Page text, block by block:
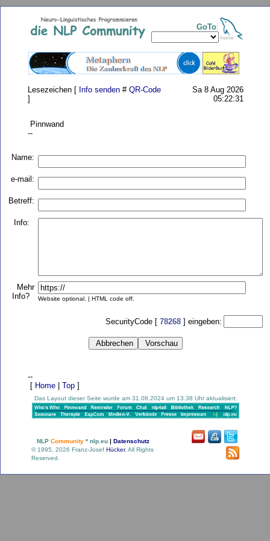
GoTo:
Lesezeichen [ Info senden # QR-Code
]
Sa 8 Aug 2026
05:22:31
Pinnwand
--
Name:
e-mail:
Betreff:
Info:
Mehr
Info?
Website optional. | HTML code off.
SecurityCode [ 78268 ] eingeben:
--
[ Home Top ]
Das Layout dieser Seite wurde am 31.08.2024 um 13.38 Uhr aktualisiert.
NLP Community * nlp.eu | Datenschutz
© 1995, 2026 Franz-Josef Hücker. All Rights
Reserved.